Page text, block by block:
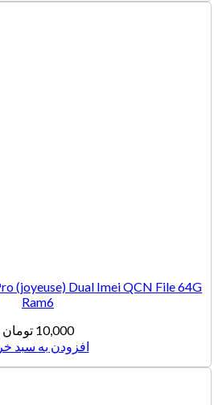
(joyeuse) Dual Imei QCN File 64G
Ram6
10,000 تومان
افزودن به سبد